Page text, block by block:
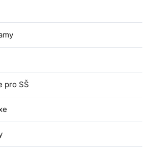
pro SŠ